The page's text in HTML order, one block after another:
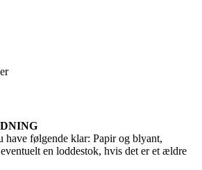
have følgende klar: Papir og blyant,
en loddestok, hvis det er et ældre